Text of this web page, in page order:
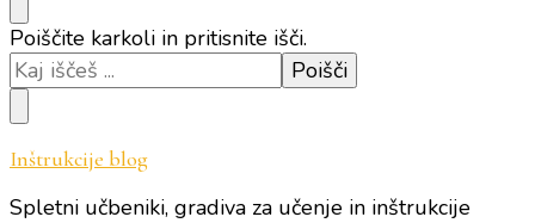
Iščeš
kaj?
Poiščite karkoli in pritisnite išči.
Inštrukcije blog
Spletni učbeniki, gradiva za učenje in inštrukcije